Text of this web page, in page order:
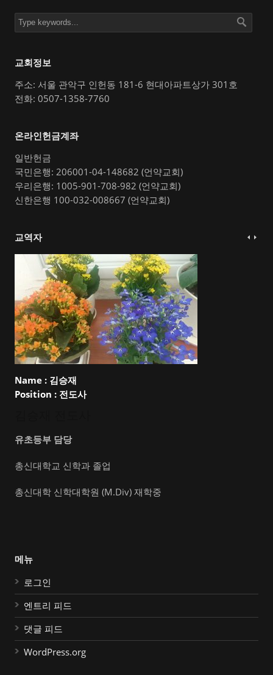
교회정보
주소: 서울 관악구 인헌동 181-6 현대아파트상가 301호
전화: 0507-1358-7760
온라인헌금계좌
일반헌금
국민은행: 206001-04-148682 (언약교회)
우리은행: 1005-901-708-982 (언약교회)
신한은행 100-032-008667 (언약교회)
교역자
Name : 김승재
Position : 전도사
유초등부 담당
총신대학교 신학과 졸업
총신대학 신학대학원 (M.Div) 재학중
메뉴
로그인
엔트리 피드
댓글 피드
WordPress.org